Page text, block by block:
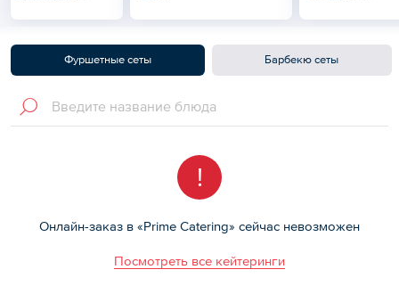
Фуршетные сеты Барбекю сеты
!
Онлайн-заказ в «Prime Catering» сейчас невозможен
Посмотреть все кейтеринги